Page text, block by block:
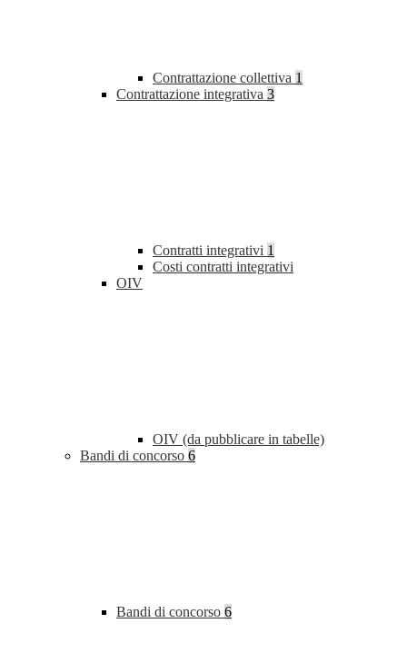
Contrattazione collettiva 1
Contrattazione integrativa 3
Contratti integrativi 1
Costi contratti integrativi
OIV
OIV (da pubblicare in tabelle)
Bandi di concorso 6
Bandi di concorso 6